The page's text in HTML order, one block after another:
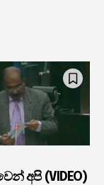
අපි (VIDEO)